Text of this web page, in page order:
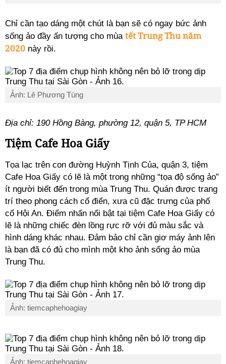
Chỉ cần tạo dáng một chút là bạn sẽ có ngay bức ảnh
sống ảo đầy ấn tượng cho mùa tết Trung Thu năm
2020 này rồi.
Ảnh: Lê Phương Tùng
Địa chỉ: 190 Hồng Bàng, phường 12, quận 5, TP HCM
Tiệm Cafe Hoa Giấy
Tọa lạc trên con đường Huỳnh Tịnh Của, quận 3, tiệm
Cafe Hoa Giấy có lẽ là một trong những “tọa độ sống ảo”
ít người biết đến trong mùa Trung Thu. Quán được trang
trí theo phong cách cổ điển, xưa cũ đặc trưng của phố
cổ Hội An. Điểm nhấn nổi bật tại tiệm Cafe Hoa Giấy có
lẽ là những chiếc đèn lồng rực rỡ với đủ màu sắc và
hình dáng khác nhau. Đảm bảo chỉ cần giơ máy ảnh lên
là bạn đã có đủ cho mình một kho ảnh sống ảo mùa
Trung Thu.
Ảnh: tiemcaphehoagiay
Ảnh: tiemcaphehoagiay